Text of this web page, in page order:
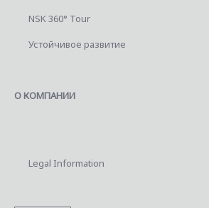
NSK 360° Tour
Устойчивое развитие
О КОМПАНИИ
Legal Information